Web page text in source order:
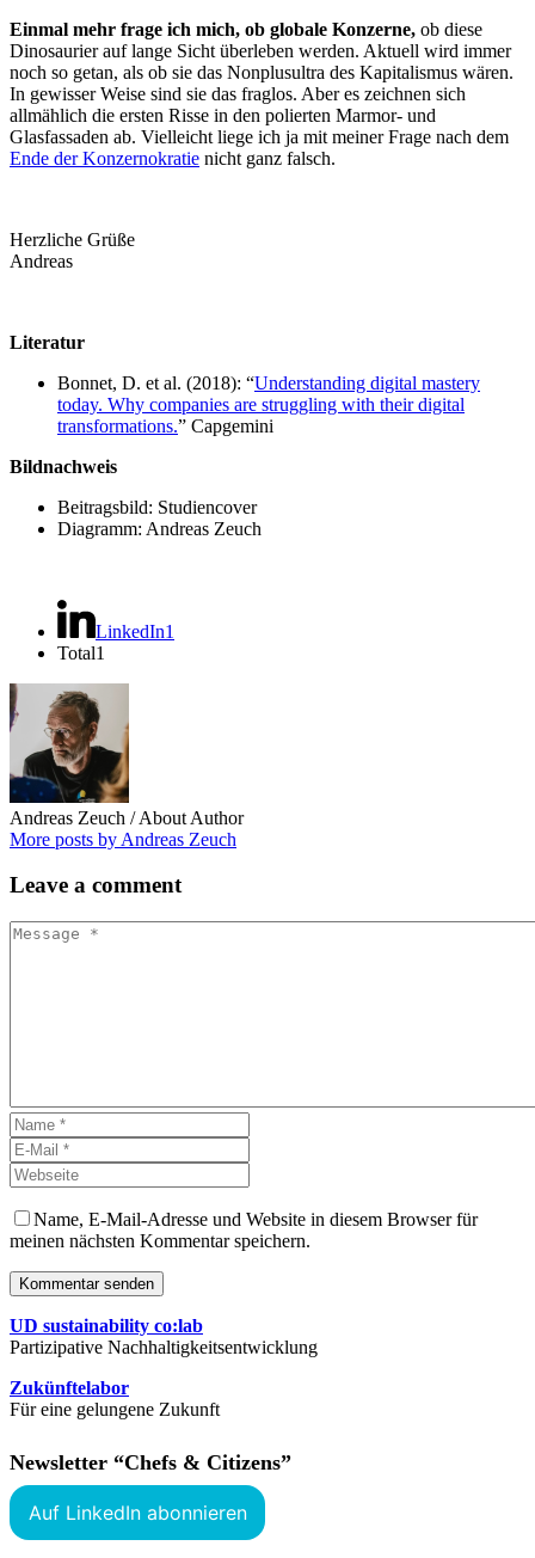
Einmal mehr frage ich mich, ob globale Konzerne, ob diese
Dinosaurier auf lange Sicht überleben werden. Aktuell wird immer
noch so getan, als ob sie das Nonplusultra des Kapitalismus wären.
In gewisser Weise sind sie das fraglos. Aber es zeichnen sich
allmählich die ersten Risse in den polierten Marmor- und
Glasfassaden ab. Vielleicht liege ich ja mit meiner Frage nach dem
Ende der Konzernokratie nicht ganz falsch.
Herzliche Grüße
Andreas
Literatur
Bonnet, D. et al. (2018): “Understanding digital mastery
today. Why companies are struggling with their digital
transformations.” Capgemini
Bildnachweis
Beitragsbild: Studiencover
Diagramm: Andreas Zeuch
LinkedIn1
Total1
Andreas Zeuch / About Author
More posts by Andreas Zeuch
Leave a comment
Name, E-Mail-Adresse und Website in diesem Browser für
meinen nächsten Kommentar speichern.
Kommentar senden
UD sustainability co:lab
Partizipative Nachhaltigkeitsentwicklung
Zukünftelabor
Für eine gelungene Zukunft
Newsletter “Chefs & Citizens”
Auf LinkedIn abonnieren